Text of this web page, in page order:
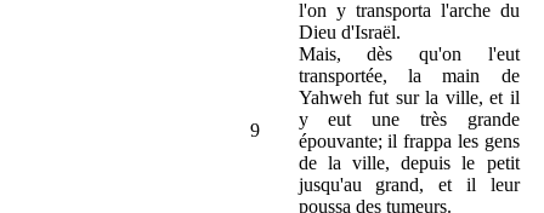
l'on y transporta l'arche du
Dieu d'Israël.
9
Mais, dès qu'on l'eut
transportée, la main de
Yahweh fut sur la ville, et il
y eut une très grande
épouvante; il frappa les gens
de la ville, depuis le petit
jusqu'au grand, et il leur
poussa des tumeurs.